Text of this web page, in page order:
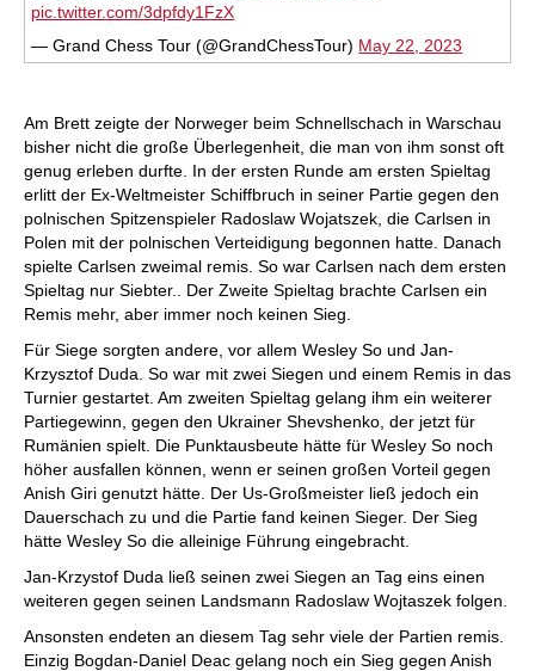
pic.twitter.com/3dpfdy1FzX
— Grand Chess Tour (@GrandChessTour) May 22, 2023
Am Brett zeigte der Norweger beim Schnellschach in Warschau
bisher nicht die große Überlegenheit, die man von ihm sonst oft
genug erleben durfte. In der ersten Runde am ersten Spieltag
erlitt der Ex-Weltmeister Schiffbruch in seiner Partie gegen den
polnischen Spitzenspieler Radoslaw Wojatszek, die Carlsen in
Polen mit der polnischen Verteidigung begonnen hatte. Danach
spielte Carlsen zweimal remis. So war Carlsen nach dem ersten
Spieltag nur Siebter.. Der Zweite Spieltag brachte Carlsen ein
Remis mehr, aber immer noch keinen Sieg.
Für Siege sorgten andere, vor allem Wesley So und Jan-
Krzysztof Duda. So war mit zwei Siegen und einem Remis in das
Turnier gestartet. Am zweiten Spieltag gelang ihm ein weiterer
Partiegewinn, gegen den Ukrainer Shevshenko, der jetzt für
Rumänien spielt. Die Punktausbeute hätte für Wesley So noch
höher ausfallen können, wenn er seinen großen Vorteil gegen
Anish Giri genutzt hätte. Der Us-Großmeister ließ jedoch ein
Dauerschach zu und die Partie fand keinen Sieger. Der Sieg
hätte Wesley So die alleinige Führung eingebracht.
Jan-Krzystof Duda ließ seinen zwei Siegen an Tag eins einen
weiteren gegen seinen Landsmann Radoslaw Wojtaszek folgen.
Ansonsten endeten an diesem Tag sehr viele der Partien remis.
Einzig Bogdan-Daniel Deac gelang noch ein Sieg gegen Anish